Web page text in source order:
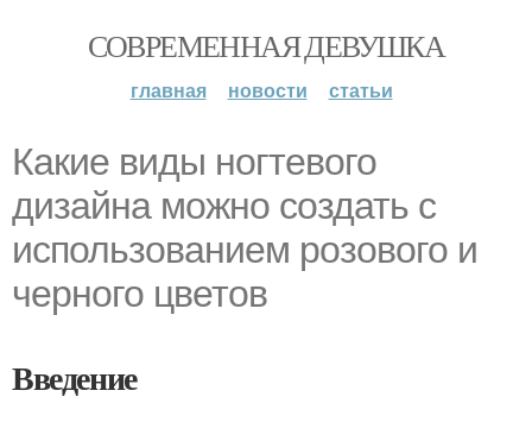
СОВРЕМЕННАЯ ДЕВУШКА
главная новости статьи
Какие виды ногтевого
дизайна можно создать с
использованием розового и
черного цветов
Введение